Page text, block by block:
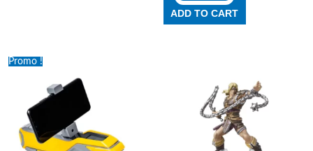
ADD TO CART
Promo !